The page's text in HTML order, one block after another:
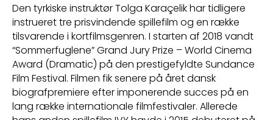
Den tyrkiske instruktør Tolga Karaçelik har tidligere
instrueret tre prisvindende spillefilm og en række
tilsvarende i kortfilmsgenren. I starten af 2018 vandt
“Sommerfuglene” Grand Jury Prize – World Cinema
Award (Dramatic) på den prestigefyldte Sundance
Film Festival. Filmen fik senere på året dansk
biografpremiere efter imponerende succes på en
lang række internationale filmfestivaler. Allerede